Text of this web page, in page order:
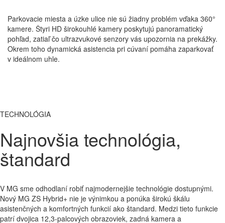
Parkovacie miesta a úzke ulice nie sú žiadny problém vďaka 360°
kamere. Štyri HD širokouhlé kamery poskytujú panoramatický
pohľad, zatiaľ čo ultrazvukové senzory vás upozornia na prekážky.
Okrem toho dynamická asistencia pri cúvaní pomáha zaparkovať
v ideálnom uhle.
TECHNOLÓGIA
Najnovšia technológia,
štandard
V MG sme odhodlaní robiť najmodernejšie technológie dostupnými.
Nový MG ZS Hybrid+ nie je výnimkou a ponúka širokú škálu
asistenčných a komfortných funkcií ako štandard. Medzi tieto funkcie
patrí dvojica 12,3-palcových obrazoviek, zadná kamera a